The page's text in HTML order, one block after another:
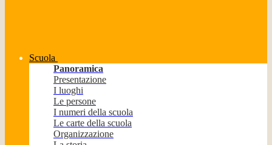
Scuola
Panoramica
Presentazione
I luoghi
Le persone
I numeri della scuola
Le carte della scuola
Organizzazione